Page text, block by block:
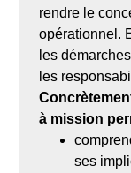
rendre le
opérationnel.
les
les
à mission
ses